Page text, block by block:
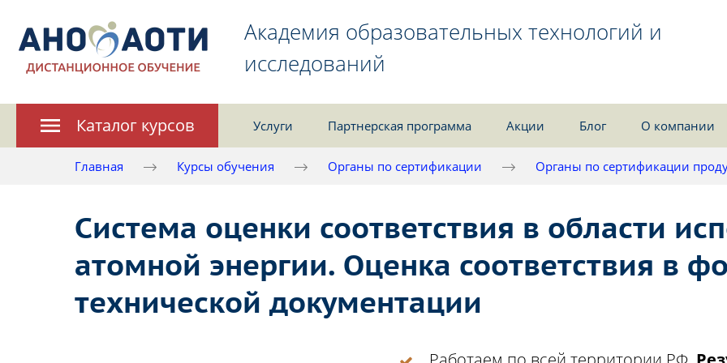
Академия образовательных технологий и
исследований
Каталог курсов Услуги Партнерская программа Акции Блог О компании
Главная Курсы обучения Органы по сертификации Органы по сертификации
Система оценки соответствия в области
атомной энергии. Оценка соответствия в
технической документации